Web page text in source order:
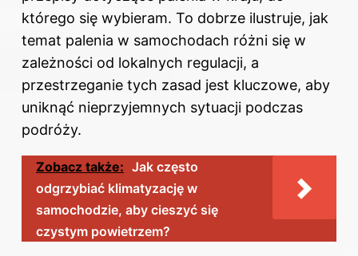
którego się wybieram. To dobrze ilustruje, jak
temat palenia w samochodach różni się w
zależności od lokalnych regulacji, a
przestrzeganie tych zasad jest kluczowe, aby
uniknąć nieprzyjemnych sytuacji podczas
podróży.
Zobacz także: Jak często
odgrzybiać klimatyzację w
samochodzie, aby cieszyć się
czystym powietrzem?